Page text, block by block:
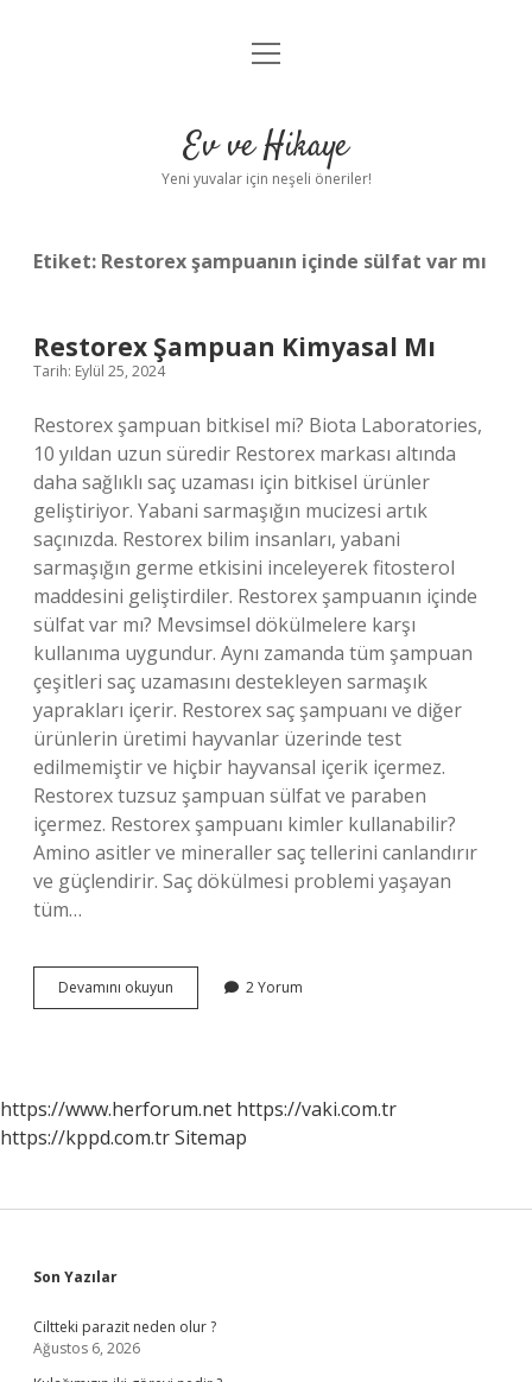
Anasayfa
Yasal Uyarı
menüyü
Ev ve Hikaye
Yeni yuvalar için neşeli öneriler!
Etiket: Restorex şampuanın içinde sülfat var mı
Restorex Şampuan Kimyasal Mı
Tarih: Eylül 25, 2024
Restorex şampuan bitkisel mi? Biota Laboratories,
10 yıldan uzun süredir Restorex markası altında
daha sağlıklı saç uzaması için bitkisel ürünler
geliştiriyor. Yabani sarmaşığın mucizesi artık
saçınızda. Restorex bilim insanları, yabani
sarmaşığın germe etkisini inceleyerek fitosterol
maddesini geliştirdiler. Restorex şampuanın içinde
sülfat var mı? Mevsimsel dökülmelere karşı
kullanıma uygundur. Aynı zamanda tüm şampuan
çeşitleri saç uzamasını destekleyen sarmaşık
yaprakları içerir. Restorex saç şampuanı ve diğer
ürünlerin üretimi hayvanlar üzerinde test
edilmemiştir ve hiçbir hayvansal içerik içermez.
Restorex tuzsuz şampuan sülfat ve paraben
içermez. Restorex şampuanı kimler kullanabilir?
Amino asitler ve mineraller saç tellerini canlandırır
ve güçlendirir. Saç dökülmesi problemi yaşayan
tüm…
Devamını okuyun Restorex
Şampuan
2 Yorum
https://www.herforum.net https://vaki.com.tr
https://kppd.com.trSitemap
Sidebar
Son Yazılar
Ciltteki parazit neden olur ?
Ağustos 6, 2026